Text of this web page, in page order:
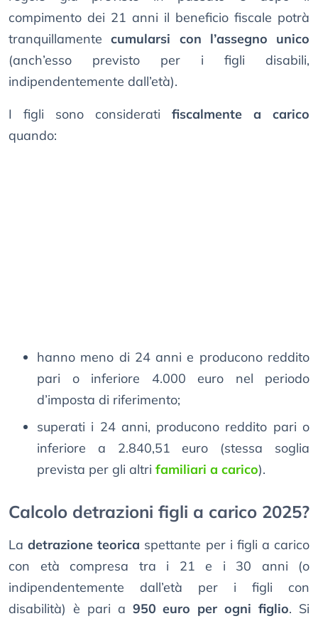
compimento dei 21 anni il beneficio fiscale potrà
tranquillamentecumularsi con l’assegno unico
(anch’esso previsto per i figli disabili,
indipendentemente dall’età).
I figli sono considerati fiscalmente a carico
quando:
hanno meno di 24 anni e producono reddito
pari o inferiore 4.000 euro nel periodo
d’imposta di riferimento;
superati i 24 anni, producono reddito pari o
inferiore a 2.840,51 euro (stessa soglia
prevista per gli altri familiari a carico).
Calcolo detrazioni figli a carico 2025?
Ladetrazione teorica spettante per i figli a carico
con età compresa tra i 21 e i 30 anni (o
indipendentemente dall’età per i figli con
disabilità) è pari a 950 euro per ogni figlio. Si